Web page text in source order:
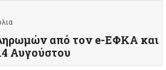
από τον e-ΕΦΚΑ και
Αυγούστου